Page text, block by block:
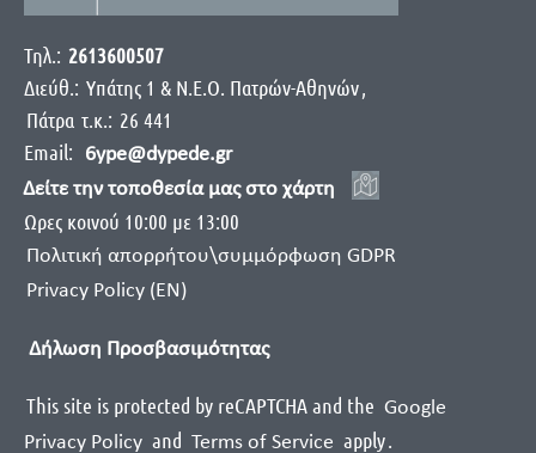
Τηλ.: 2613600507
Διεύθ.: Yπάτης 1 & Ν.Ε.Ο. Πατρών-Αθηνών,
Πάτρα τ.κ.: 26 441
Email:
6ype@dypede.gr
Δείτε την τοποθεσία μας στο χάρτη
Ωρες κοινού 10:00 με 13:00
Πολιτική απορρήτου\συμμόρφωση GDPR
Privacy Policy (EN)
Δήλωση Προσβασιμότητας
This site is protected by reCAPTCHA and the Google
Privacy Policy and Terms of Service apply.